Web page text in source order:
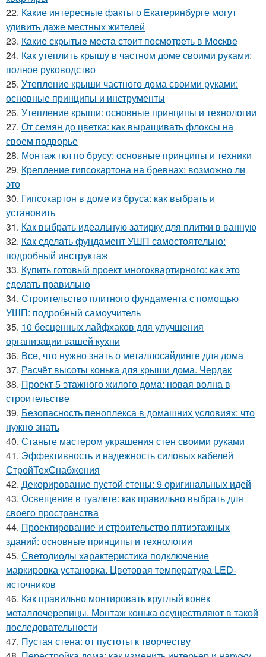
22. Какие интересные факты о Екатеринбурге могут
удивить даже местных жителей
23. Какие скрытые места стоит посмотреть в Москве
24. Как утеплить крышу в частном доме своими руками:
полное руководство
25. Утепление крыши частного дома своими руками:
основные принципы и инструменты
26. Утепление крыши: основные принципы и технологии
27. От семян до цветка: как выращивать флоксы на
своем подворье
28. Монтаж гкл по брусу: основные принципы и техники
29. Крепление гипсокартона на бревнах: возможно ли
это
30. Гипсокартон в доме из бруса: как выбрать и
установить
31. Как выбрать идеальную затирку для плитки в ванную
32. Как сделать фундамент УШП самостоятельно:
подробный инструктаж
33. Купить готовый проект многоквартирного: как это
сделать правильно
34. Строительство плитного фундамента с помощью
УШП: подробный самоучитель
35. 10 бесценных лайфхаков для улучшения
организации вашей кухни
36. Все, что нужно знать о металлосайдинге для дома
37. Расчёт высоты конька для крыши дома. Чердак
38. Проект 5 этажного жилого дома: новая волна в
строительстве
39. Безопасность пеноплекса в домашних условиях: что
нужно знать
40. Станьте мастером украшения стен своими руками
41. Эффективность и надежность силовых кабелей
СтройТехСнабжения
42. Декорирование пустой стены: 9 оригинальных идей
43. Освещение в туалете: как правильно выбрать для
своего пространства
44. Проектирование и строительство пятиэтажных
зданий: основные принципы и технологии
45. Светодиоды характеристика подключение
маркировка установка. Цветовая температура LED-
источников
46. Как правильно монтировать круглый конёк
металлочерепицы. Монтаж конька осуществляют в такой
последовательности
47. Пустая стена: от пустоты к творчеству